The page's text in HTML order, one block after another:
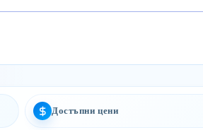
Достъпни цени